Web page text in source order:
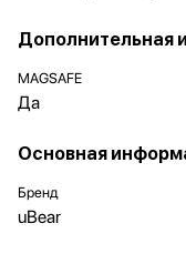
Дополнительная
MAGSAFE
Да
Основная
Бренд
uBear